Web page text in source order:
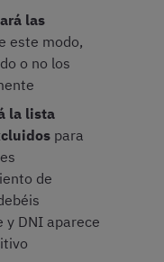
las
este modo,
o no los
la lista
para
de
y DNI aparece